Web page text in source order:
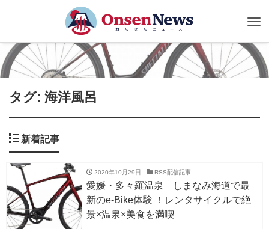
タグ: 海洋風呂
新着記事
2020年10月29日 RSS配信記事
愛媛・多々羅温泉 しまなみ海道で最
新のe-Bike体験 ！レンタサイクルで絶
景×温泉×美食を満喫